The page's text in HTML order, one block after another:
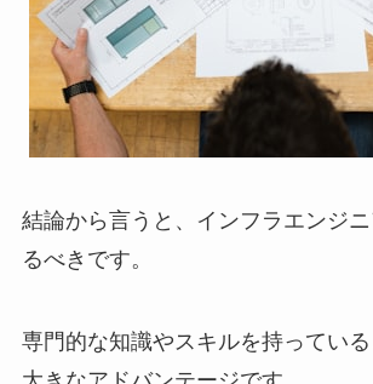
結論から言うと、インフラエンジ
るべきです。
専門的な知識やスキルを持ってい